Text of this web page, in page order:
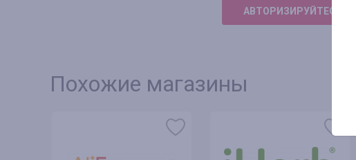
АВТОРИЗИРУЙТЕСЬ,
Похожие магазины